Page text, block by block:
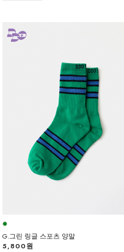
G.그린 링글 스포츠 양말
5,800원